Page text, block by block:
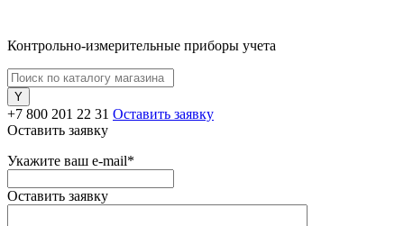
Контрольно-измерительные приборы учета
+7 800 201 22 31 Оставить заявку
Оставить заявку
Укажите ваш e-mail*
Оставить заявку